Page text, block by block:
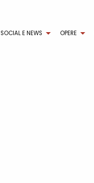
SOCIAL E NEWS OPERE